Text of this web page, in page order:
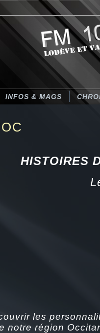
INFOS & MAGS
HISTOIRES
les
notre région